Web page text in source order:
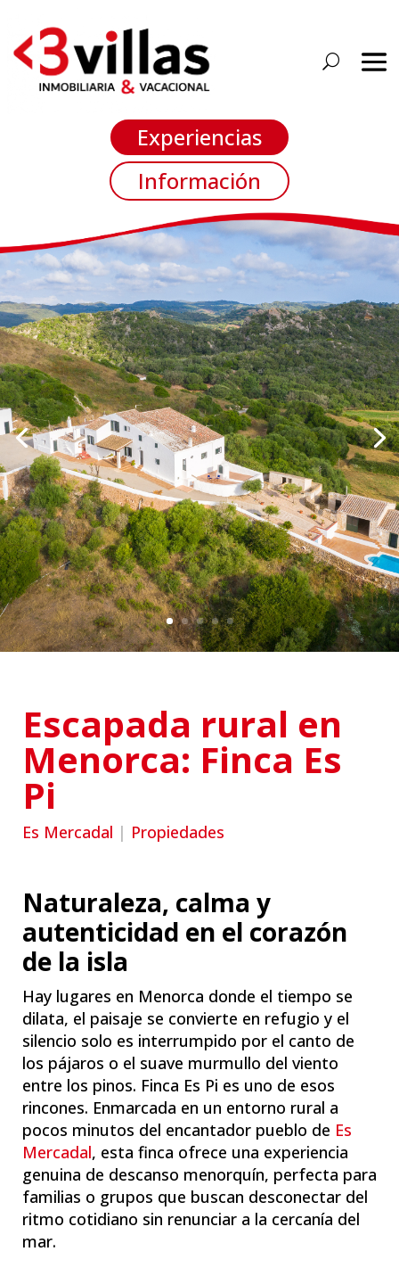
Experiencias
Información
Escapada rural en
Menorca: Finca Es
Pi
Es Mercadal | Propiedades
Naturaleza, calma y
autenticidad en el corazón
de la isla
Hay lugares en Menorca donde el tiempo se
dilata, el paisaje se convierte en refugio y el
silencio solo es interrumpido por el canto de
los pájaros o el suave murmullo del viento
entre los pinos. Finca Es Pi es uno de esos
rincones. Enmarcada en un entorno rural a
pocos minutos del encantador pueblo de Es
Mercadal, esta finca ofrece una experiencia
genuina de descanso menorquín, perfecta para
familias o grupos que buscan desconectar del
ritmo cotidiano sin renunciar a la cercanía del
mar.